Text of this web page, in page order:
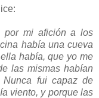
por mi afición a los
había una cueva
había, que yo me
las mismas habían
Nunca fui capaz de
viento, y porque las